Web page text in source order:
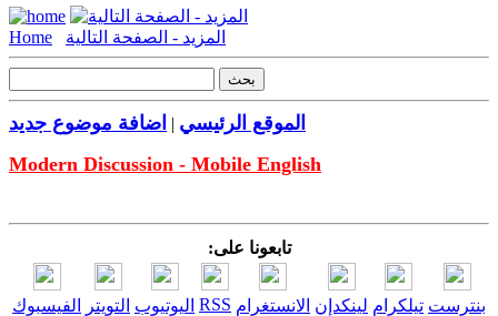
Home المزيد - الصفحة التالية
الموقع الرئيسي | اضافة موضوع جديد
Modern Discussion - Mobile English
تابعونا على:
الفيسبوك التويتر اليوتيوب RSS الانستغرام لينكدإن تيلكرام بنترست